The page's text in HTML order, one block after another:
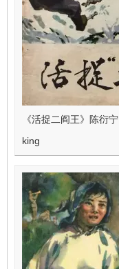
《活捉二阎王》陈衍宁
king